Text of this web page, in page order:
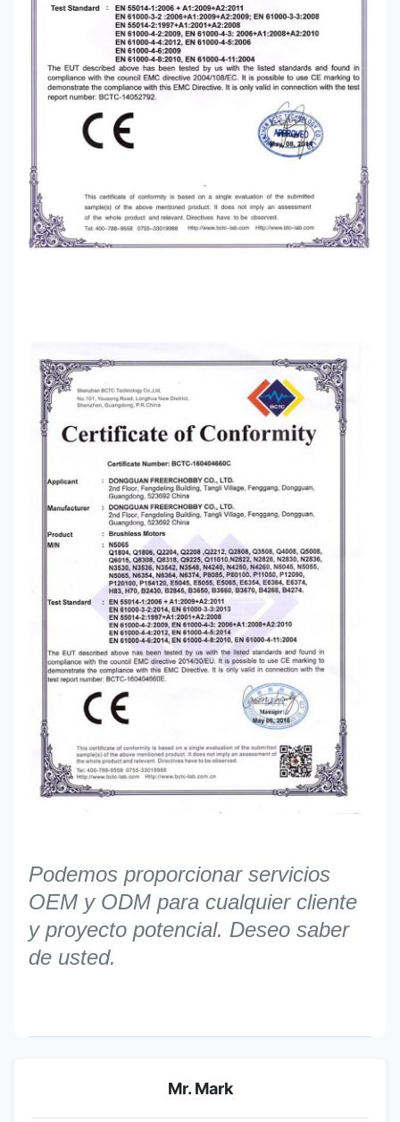
Podemos proporcionar servicios
OEM y ODM para cualquier cliente
y proyecto potencial. Deseo saber
de usted.
Mr. Mark